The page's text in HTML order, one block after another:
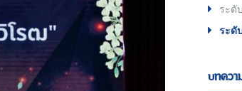
ระดั
ระดั
บทควา